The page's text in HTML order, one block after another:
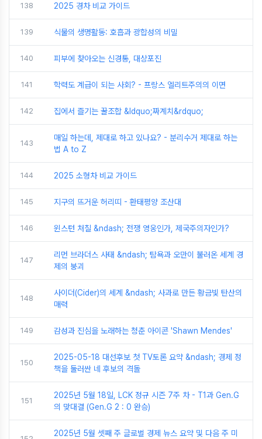
138 2025 경차 비교 가이드
139 식물의 생명활동: 호흡과 광합성의 비밀
140 피부에 찾아오는 신경통, 대상포진
141 학력도 계급이 되는 사회? - 프랑스 엘리트주의의 이면
142 집에서 즐기는 꿀조합 &ldquo;짜계치&rdquo;
143
매일 하는데, 제대로 하고 있나요? - 분리수거 제대로 하는
법 A to Z
144 2025 소형차 비교 가이드
145 지구의 뜨거운 허리띠 - 환태평양 조산대
146 윈스턴 처칠 &ndash; 전쟁 영웅인가, 제국주의자인가?
147
리먼 브라더스 사태 &ndash; 탐욕과 오만이 불러온 세계 경
제의 붕괴
148
사이더(Cider)의 세계 &ndash; 사과로 만든 황금빛 탄산의
매력
149 감성과 진심을 노래하는 청춘 아이콘 'Shawn Mendes'
150
2025-05-18 대선후보 첫 TV토론 요약 &ndash; 경제 정
책을 둘러싼 네 후보의 격돌
151
2025년 5월 18일, LCK 정규 시즌 7주 차 - T1과 Gen.G
의 맞대결 (Gen.G 2 : 0 완승)
2025년 5월 셋째 주 글로벌 경제 뉴스 요약 및 다음 주 미